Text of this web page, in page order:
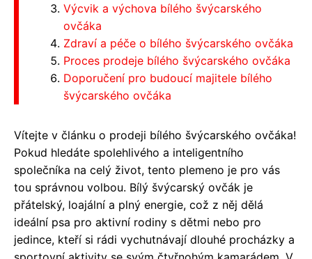
Výcvik a výchova bílého švýcarského
ovčáka
Zdraví a péče o bílého švýcarského ovčáka
Proces prodeje bílého švýcarského ovčáka
Doporučení pro budoucí majitele bílého
švýcarského ovčáka
Vítejte v článku o prodeji bílého švýcarského ovčáka!
Pokud hledáte spolehlivého a inteligentního
společníka na celý život, tento plemeno je pro vás
tou správnou volbou. Bílý švýcarský ovčák je
přátelský, loajální a plný energie, což z něj dělá
ideální psa pro aktivní rodiny s dětmi nebo pro
jedince, kteří si rádi vychutnávají dlouhé procházky a